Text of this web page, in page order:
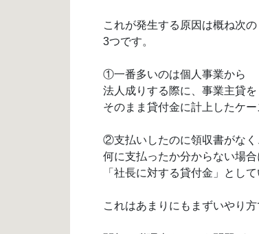
これが発生する原因は概ね次の
3つです。
①一番多いのは個人事業から
法人成りする際に、事業主貸を
そのまま貸付金に計上したケー
②支払いしたのに領収書がなく
何に支払ったか分からない場合
「社長に対する貸付金」として
これはあまりにもまずいやり方